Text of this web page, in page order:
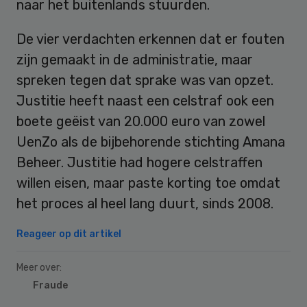
naar het buitenlands stuurden.
De vier verdachten erkennen dat er fouten
zijn gemaakt in de administratie, maar
spreken tegen dat sprake was van opzet.
Justitie heeft naast een celstraf ook een
boete geëist van 20.000 euro van zowel
UenZo als de bijbehorende stichting Amana
Beheer. Justitie had hogere celstraffen
willen eisen, maar paste korting toe omdat
het proces al heel lang duurt, sinds 2008.
Reageer op dit artikel
Meer over:
Fraude